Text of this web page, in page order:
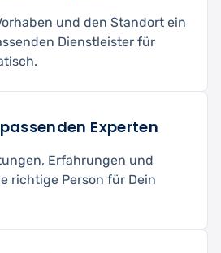
und den Standort ein
Dienstleister für
Experten
Erfahrungen und
richtige Person für Dein